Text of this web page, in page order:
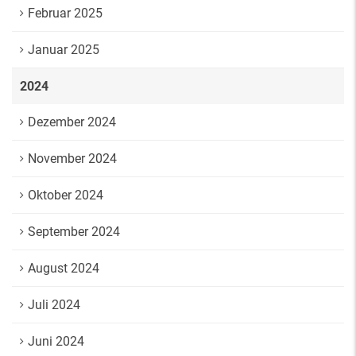
Februar 2025
Januar 2025
2024
Dezember 2024
November 2024
Oktober 2024
September 2024
August 2024
Juli 2024
Juni 2024